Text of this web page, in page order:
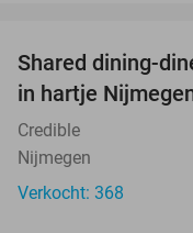
Shared dining-
in hartje
Credible
Nijmegen
Verkocht: 368